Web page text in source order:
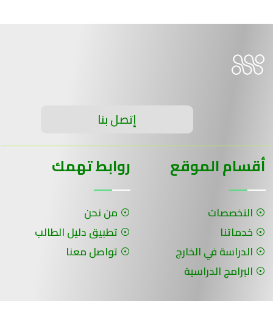
إتصل بنا
أقسام الموقع
التخصصات
خدماتنا
الدراسة في الخارج
البرامج الدراسية
روابط تهمك
من نحن
تطبيق دليل الطالب
تواصل معنا